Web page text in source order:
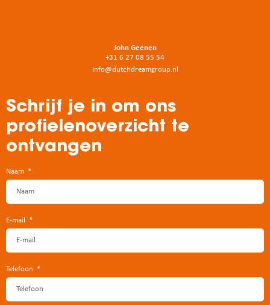
John Geenen
+31 6 27 08 55 54
info@dutchdreamgroup.nl
Schrijf je in om ons
profielenoverzicht te
ontvangen
Naam
E-mail
Telefoon